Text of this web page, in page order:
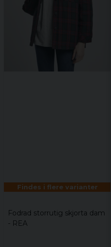
Findes i flere varianter
Fodrad storrutig skjorta dam
- REA